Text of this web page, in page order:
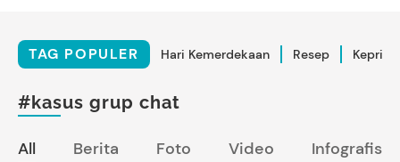
TAG POPULER Hari Kemerdekaan Resep
#kasus grup chat
All Berita Foto Video Infografis